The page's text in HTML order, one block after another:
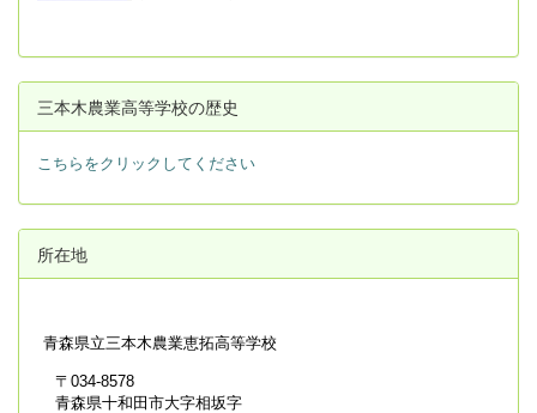
三本木農業高等学校の歴史
こちらをクリックしてください
所在地
青森県立三本木農業恵拓高等学校
〒034-8578
青森県十和田市大字相坂字